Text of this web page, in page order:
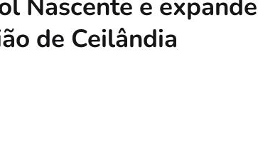
Nascente e expande
de Ceilândia